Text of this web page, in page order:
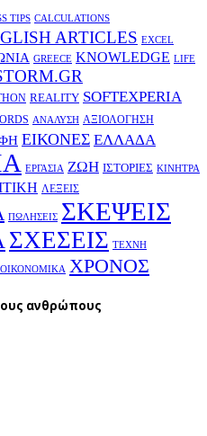
TIPS CALCULATIONS
ARTICLES EXCEL
GREECE KNOWLEDGE LIFE
REALITY SOFTEXPERIA
ΑΝΑΛΥΣΗ ΑΞΙΟΛΟΓΗΣΗ
ΕΙΚΟΝΕΣ ΕΛΛΑΔΑ
ΕΡΓΑΣΙΑ ΖΩΗ ΙΣΤΟΡΙΕΣ ΚΙΝΗΤΡΑ
ΛΕΞΕΙΣ
ΠΩΛΗΣΕΙΣ ΣΚΕΨΕΙΣ
ΣΧΕΣΕΙΣ ΤΕΧΝΗ
ΧΡΟΝΟΣ
ανθρώπους